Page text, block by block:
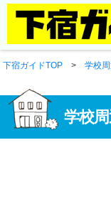
下宿ガイドTOP >学校
学校